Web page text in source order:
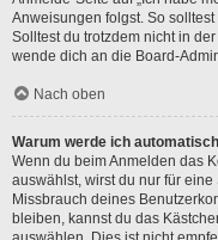
Anweisungen folgst. So
Solltest du trotzdem nicht in
wende dich an die Board-
Nach oben
Warum werde ich
Wenn du beim Anmelden das
auswählst, wirst du nur für
Missbrauch deines
bleiben, kannst du das